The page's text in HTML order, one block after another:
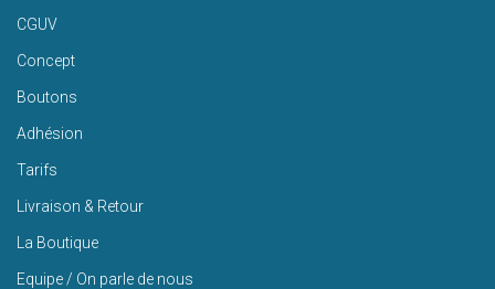
CGUV
Concept
Boutons
Adhésion
Tarifs
Livraison & Retour
La Boutique
Equipe / On parle de nous